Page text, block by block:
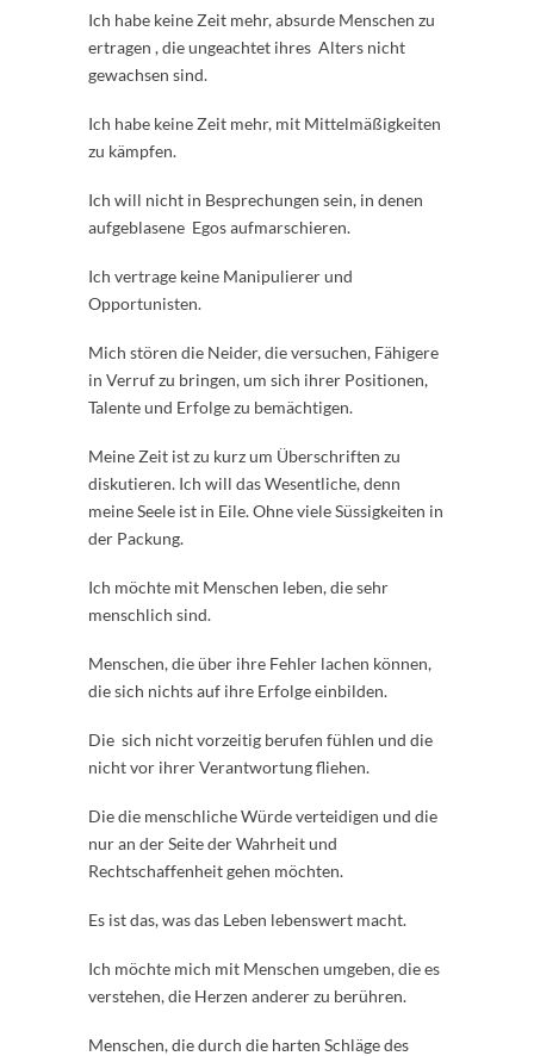
Ich habe keine Zeit mehr, absurde Menschen zu
ertragen , die ungeachtet ihres Alters nicht
gewachsen sind.
Ich habe keine Zeit mehr, mit Mittelmäßigkeiten
zu kämpfen.
Ich will nicht in Besprechungen sein, in denen
aufgeblasene Egos aufmarschieren.
Ich vertrage keine Manipulierer und
Opportunisten.
Mich stören die Neider, die versuchen, Fähigere
in Verruf zu bringen, um sich ihrer Positionen,
Talente und Erfolge zu bemächtigen.
Meine Zeit ist zu kurz um Überschriften zu
diskutieren. Ich will das Wesentliche, denn
meine Seele ist in Eile. Ohne viele Süssigkeiten in
der Packung.
Ich möchte mit Menschen leben, die sehr
menschlich sind.
Menschen, die über ihre Fehler lachen können,
die sich nichts auf ihre Erfolge einbilden.
Die sich nicht vorzeitig berufen fühlen und die
nicht vor ihrer Verantwortung fliehen.
Die die menschliche Würde verteidigen und die
nur an der Seite der Wahrheit und
Rechtschaffenheit gehen möchten.
Es ist das, was das Leben lebenswert macht.
Ich möchte mich mit Menschen umgeben, die es
verstehen, die Herzen anderer zu berühren.
Menschen, die durch die harten Schläge des